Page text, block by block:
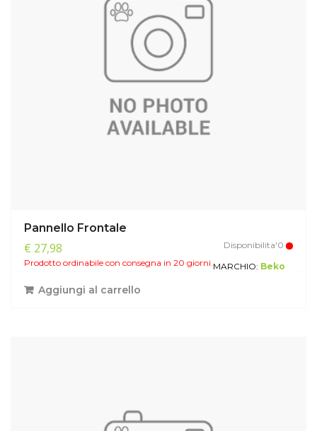
Pannello Frontale
€ 27,98
Disponibilita'0
Prodotto ordinabile con consegna in 20 giorni.MARCHIO: Beko
Aggiungi al carrello